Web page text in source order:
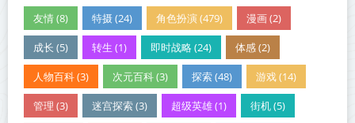
友情 (8) 特摄 (24) 角色扮演 (479) 漫画 (2)
成长 (5) 转生 (1) 即时战略 (24) 体感 (2)
人物百科 (3) 次元百科 (3) 探索 (48) 游戏 (14)
管理 (3) 迷宫探索 (3) 超级英雄 (1) 街机 (5)